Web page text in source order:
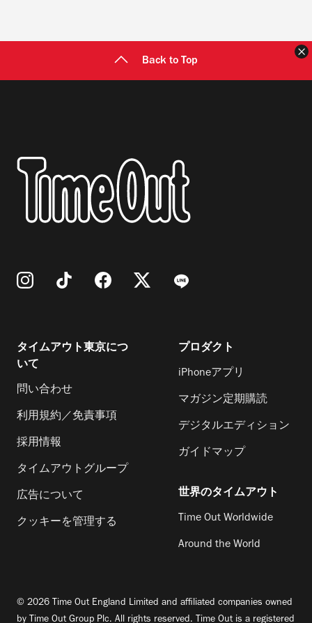
Back to Top
タイムアウト東京につ
いて
問い合わせ
利用規約／免責事項
採用情報
タイムアウトグループ
広告について
クッキーを管理する
プロダクト
iPhoneアプリ
マガジン定期購読
デジタルエディション
ガイドマップ
世界のタイムアウト
Time Out Worldwide
Around the World
© 2026 Time Out England Limited and affiliated companies owned
by Time Out Group Plc. All rights reserved. Time Out is a registered